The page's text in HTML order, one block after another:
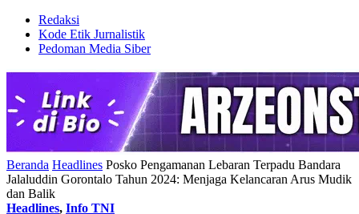
Redaksi
Kode Etik Jurnalistik
Pedoman Media Siber
Beranda Headlines Posko Pengamanan Lebaran Terpadu Bandara
Jalaluddin Gorontalo Tahun 2024: Menjaga Kelancaran Arus Mudik
dan Balik
Headlines, Info TNI